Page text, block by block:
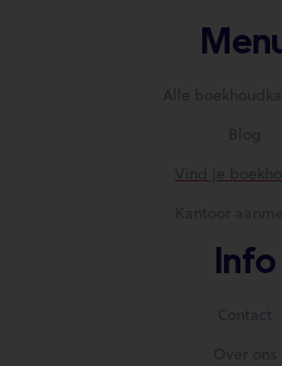
Alle
Blog
Vind je
Kantoor
Info
Contact
Over ons